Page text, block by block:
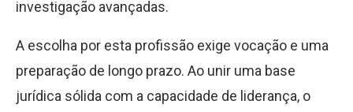
investigação avançadas.
A escolha por esta profissão exige vocação e uma
preparação de longo prazo. Ao unir uma base
jurídica sólida com a capacidade de liderança, o